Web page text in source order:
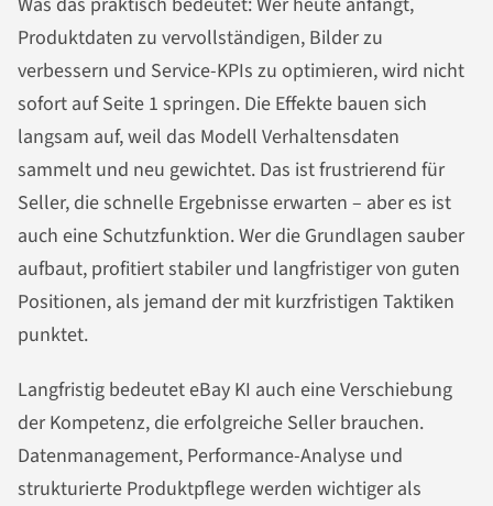
Produktdaten zu vervollständigen, Bilder zu
verbessern und Service-KPIs zu optimieren, wird nicht
sofort auf Seite 1 springen. Die Effekte bauen sich
langsam auf, weil das Modell Verhaltensdaten
sammelt und neu gewichtet. Das ist frustrierend für
Seller, die schnelle Ergebnisse erwarten – aber es ist
auch eine Schutzfunktion. Wer die Grundlagen sauber
aufbaut, profitiert stabiler und langfristiger von guten
Positionen, als jemand der mit kurzfristigen Taktiken
punktet.
Langfristig bedeutet eBay KI auch eine Verschiebung
der Kompetenz, die erfolgreiche Seller brauchen.
Datenmanagement, Performance-Analyse und
strukturierte Produktpflege werden wichtiger als